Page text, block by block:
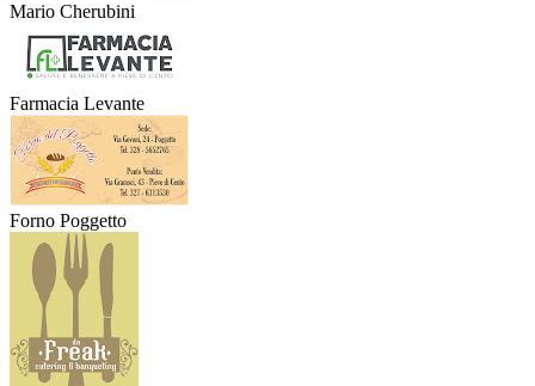
Mario Cherubini
Farmacia Levante
Forno Poggetto